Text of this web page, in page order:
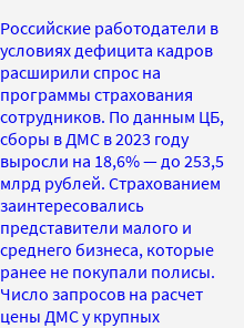
Российские работодатели в
условиях дефицита кадров
расширили спрос на
программы страхования
сотрудников. По данным ЦБ,
сборы в ДМС в 2023 году
выросли на 18,6% — до 253,5
млрд рублей. Страхованием
заинтересовались
представители малого и
среднего бизнеса, которые
ранее не покупали полисы.
Число запросов на расчет
цены ДМС у крупных